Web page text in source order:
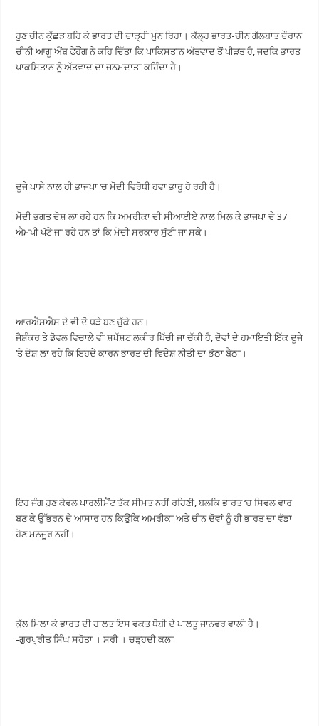
ਹੁਣ ਚੀਨ ਕੁੱਛੜ ਬਹਿ ਕੇ ਭਾਰਤ ਦੀ ਦਾੜ੍ਹੀ ਮੁੰਨ ਰਿਹਾ। ਕੱਲ੍ਹ ਭਾਰਤ-ਚੀਨ ਗੱਲਬਾਤ ਦੌਰਾਨ
ਚੀਨੀ ਆਗੂ ਐਂਬ ਫੇਹੌਂਗ ਨੇ ਕਹਿ ਦਿੱਤਾ ਕਿ ਪਾਕਿਸਤਾਨ ਅੱਤਵਾਦ ਤੋਂ ਪੀੜਤ ਹੈ, ਜਦਕਿ ਭਾਰਤ
ਪਾਕਸਿਤਾਨ ਨੂੰ ਅੱਤਵਾਦ ਦਾ ਜਨਮਦਾਤਾ ਕਹਿੰਦਾ ਹੈ।
ਦੂਜੇ ਪਾਸੇ ਨਾਲ ਹੀ ਭਾਜਪਾ ‘ਚ ਮੋਦੀ ਵਿਰੋਧੀ ਹਵਾ ਭਾਰੂ ਹੋ ਰਹੀ ਹੈ।
ਮੋਦੀ ਭਗਤ ਦੋਸ਼ ਲਾ ਰਹੇ ਹਨ ਕਿ ਅਮਰੀਕਾ ਦੀ ਸੀਆਈਏ ਨਾਲ ਮਿਲ ਕੇ ਭਾਜਪਾ ਦੇ 37
ਐਮਪੀ ਪੱਟੇ ਜਾ ਰਹੇ ਹਨ ਤਾਂ ਕਿ ਮੋਦੀ ਸਰਕਾਰ ਸੁੱਟੀ ਜਾ ਸਕੇ।
ਆਰਐਸਐਸ ਦੇ ਵੀ ਦੋ ਧੜੇ ਬਣ ਚੁੱਕੇ ਹਨ।
ਜੈਸ਼ੰਕਰ ਤੇ ਡੋਵਲ ਵਿਚਾਲੇ ਵੀ ਸ਼ਪੱਸ਼ਟ ਲਕੀਰ ਖਿੱਚੀ ਜਾ ਚੁੱਕੀ ਹੈ, ਦੋਵਾਂ ਦੇ ਹਮਾਇਤੀ ਇੱਕ ਦੂਜੇ
‘ਤੇ ਦੋਸ਼ ਲਾ ਰਹੇ ਕਿ ਇਹਦੇ ਕਾਰਨ ਭਾਰਤ ਦੀ ਵਿਦੇਸ਼ ਨੀਤੀ ਦਾ ਭੱਠਾ ਬੈਠਾ।
ਇਹ ਜੰਗ ਹੁਣ ਕੇਵਲ ਪਾਰਲੀਮੈਂਟ ਤੱਕ ਸੀਮਤ ਨਹੀਂ ਰਹਿਣੀ, ਬਲਕਿ ਭਾਰਤ ‘ਚ ਸਿਵਲ ਵਾਰ
ਬਣ ਕੇ ਉੱਭਰਨ ਦੇ ਆਸਾਰ ਹਨ ਕਿਉਂਕਿ ਅਮਰੀਕਾ ਅਤੇ ਚੀਨ ਦੋਵਾਂ ਨੂੰ ਹੀ ਭਾਰਤ ਦਾ ਵੱਡਾ
ਹੋਣ ਮਨਜੂਰ ਨਹੀਂ।
ਕੁੱਲ ਮਿਲਾ ਕੇ ਭਾਰਤ ਦੀ ਹਾਲਤ ਇਸ ਵਕਤ ਧੋਬੀ ਦੇ ਪਾਲਤੂ ਜਾਨਵਰ ਵਾਲੀ ਹੈ।
-ਗੁਰਪ੍ਰੀਤ ਸਿੰਘ ਸਹੋਤਾ । ਸਰੀ । ਚੜ੍ਹਦੀ ਕਲਾ